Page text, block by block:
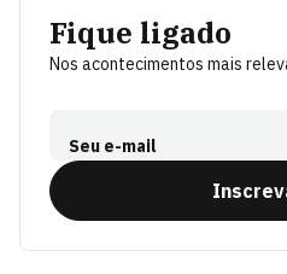
Fique ligado
Nos acontecimentos mais
Seu e-mail